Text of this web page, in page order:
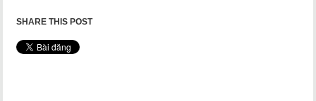
SHARE THIS POST